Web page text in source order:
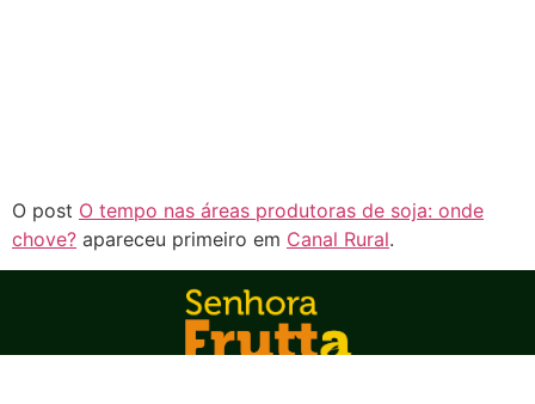
O post O tempo nas áreas produtoras de soja: onde
chove? apareceu primeiro em Canal Rural.